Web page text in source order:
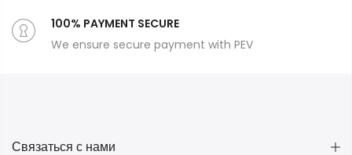
100% PAYMENT SECURE
We ensure secure payment with PEV
Связаться с нами